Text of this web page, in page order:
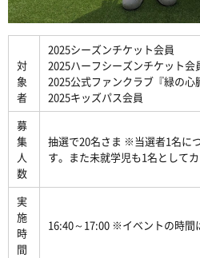
対
象
者
2025シーズンチケット会員
2025ハーフシーズンチケット会
2025公式ファンクラブ『緑の心
2025キッズパス会員
募
集
人
数
抽選で20名さま ※当選者1名に
す。また未就学児も1名として
実
施
時
間
16:40～17:00 ※イベントの時間